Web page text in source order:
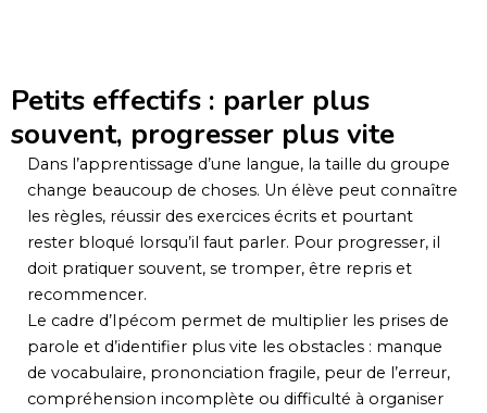
Petits effectifs : parler plus
souvent, progresser plus vite
Dans l’apprentissage d’une langue, la taille du groupe
change beaucoup de choses. Un élève peut connaître
les règles, réussir des exercices écrits et pourtant
rester bloqué lorsqu’il faut parler. Pour progresser, il
doit pratiquer souvent, se tromper, être repris et
recommencer.
Le cadre d’Ipécom permet de multiplier les prises de
parole et d’identifier plus vite les obstacles : manque
de vocabulaire, prononciation fragile, peur de l’erreur,
compréhension incomplète ou difficulté à organiser